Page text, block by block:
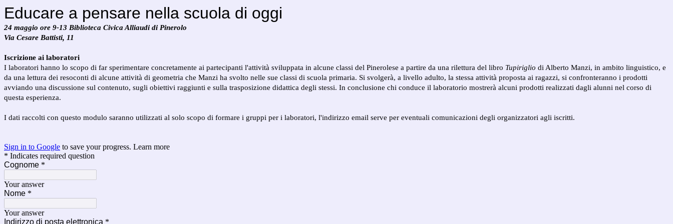
Educare a pensare nella scuola di oggi
24 maggio ore 9-13 Biblioteca Civica Alliaudi di Pinerolo
Via Cesare Battisti, 11
Iscrizione ai laboratori
I laboratori hanno lo scopo di far sperimentare concretamente ai partecipanti l'attività sviluppata in alcune classi del Pinerolese a partire da una rilettura del libro Tupiriglio di Alberto Manzi, in ambito linguistico, e
da una lettura dei resoconti di alcune attività di geometria che Manzi ha svolto nelle sue classi di scuola primaria. Si svolgerà, a livello adulto, la stessa attività proposta ai ragazzi, si confronteranno i prodotti
avviando una discussione sul contenuto, sugli obiettivi raggiunti e sulla trasposizione didattica degli stessi. In conclusione chi conduce il laboratorio mostrerà alcuni prodotti realizzati dagli alunni nel corso di
questa esperienza.
I dati raccolti con questo modulo saranno utilizzati al solo scopo di formare i gruppi per i laboratori, l'indirizzo email serve per eventuali comunicazioni degli organizzatori agli iscritti.
Sign in to Google to save your progress. Learn more
* Indicates required question
Cognome *
Your answer
Nome *
Your answer
Indirizzo di posta elettronica *